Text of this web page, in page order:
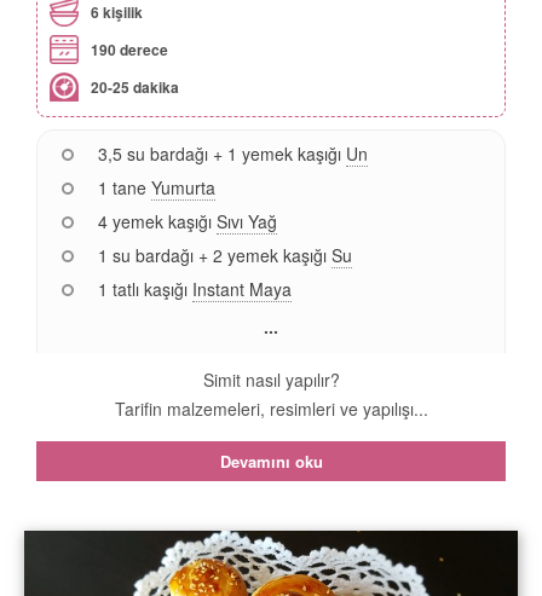
6 kişilik
190 derece
20-25 dakika
3,5 su bardağı + 1 yemek kaşığı Un
1 tane Yumurta
4 yemek kaşığı Sıvı Yağ
1 su bardağı + 2 yemek kaşığı Su
1 tatlı kaşığı Instant Maya
...
Simit nasıl yapılır?
Tarifin malzemeleri, resimleri ve yapılışı...
Devamını oku